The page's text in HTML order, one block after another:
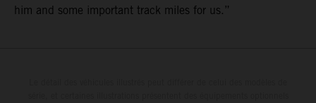
him and some important track miles for us.”